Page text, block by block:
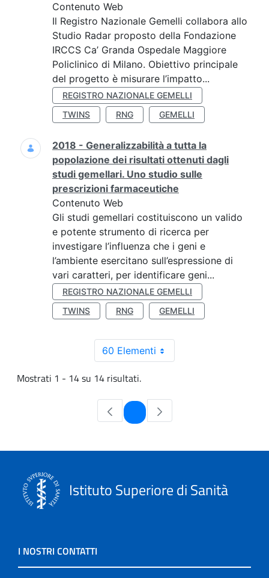
Contenuto Web
Il Registro Nazionale Gemelli collabora allo
Studio Radar proposto della Fondazione
IRCCS Ca’ Granda Ospedale Maggiore
Policlinico di Milano. Obiettivo principale
del progetto è misurare l’impatto...
REGISTRO NAZIONALE GEMELLI
TWINS
RNG GEMELLI
2018 - Generalizzabilità a tutta la
popolazione dei risultati ottenuti dagli
studi gemellari. Uno studio sulle
prescrizioni farmaceutiche
Contenuto Web
Gli studi gemellari costituiscono un valido
e potente strumento di ricerca per
investigare l’influenza che i geni e
l’ambiente esercitano sull’espressione di
vari caratteri, per identificare geni...
REGISTRO NAZIONALE GEMELLI
TWINS
RNG GEMELLI
60 Elementi
Mostrati 1 - 14 su 14 risultati.
Pagina
Istituto Superiore di Sanità
I NOSTRI CONTATTI